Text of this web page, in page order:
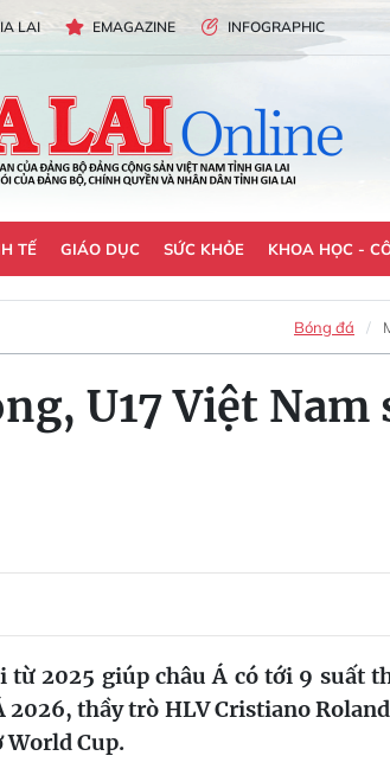
LAI EMAGAZINE INFOGRAPHIC
TẾ GIÁO DỤC SỨC KHỎE KHOA HỌC -
Bóng đá
U17 Việt Nam
từ 2025 giúp châu Á có tới 9 suất
2026, thầy trò HLV Cristiano
World Cup.